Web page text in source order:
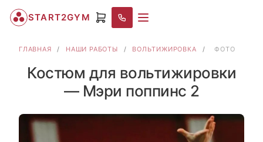
START2GYM
ГЛАВНАЯ / НАШИ РАБОТЫ / ВОЛЬТИЖИРОВКА / ФОТО
Костюм для вольтижировки
— Мэри поппинс 2